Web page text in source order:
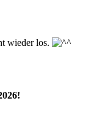
wieder los.